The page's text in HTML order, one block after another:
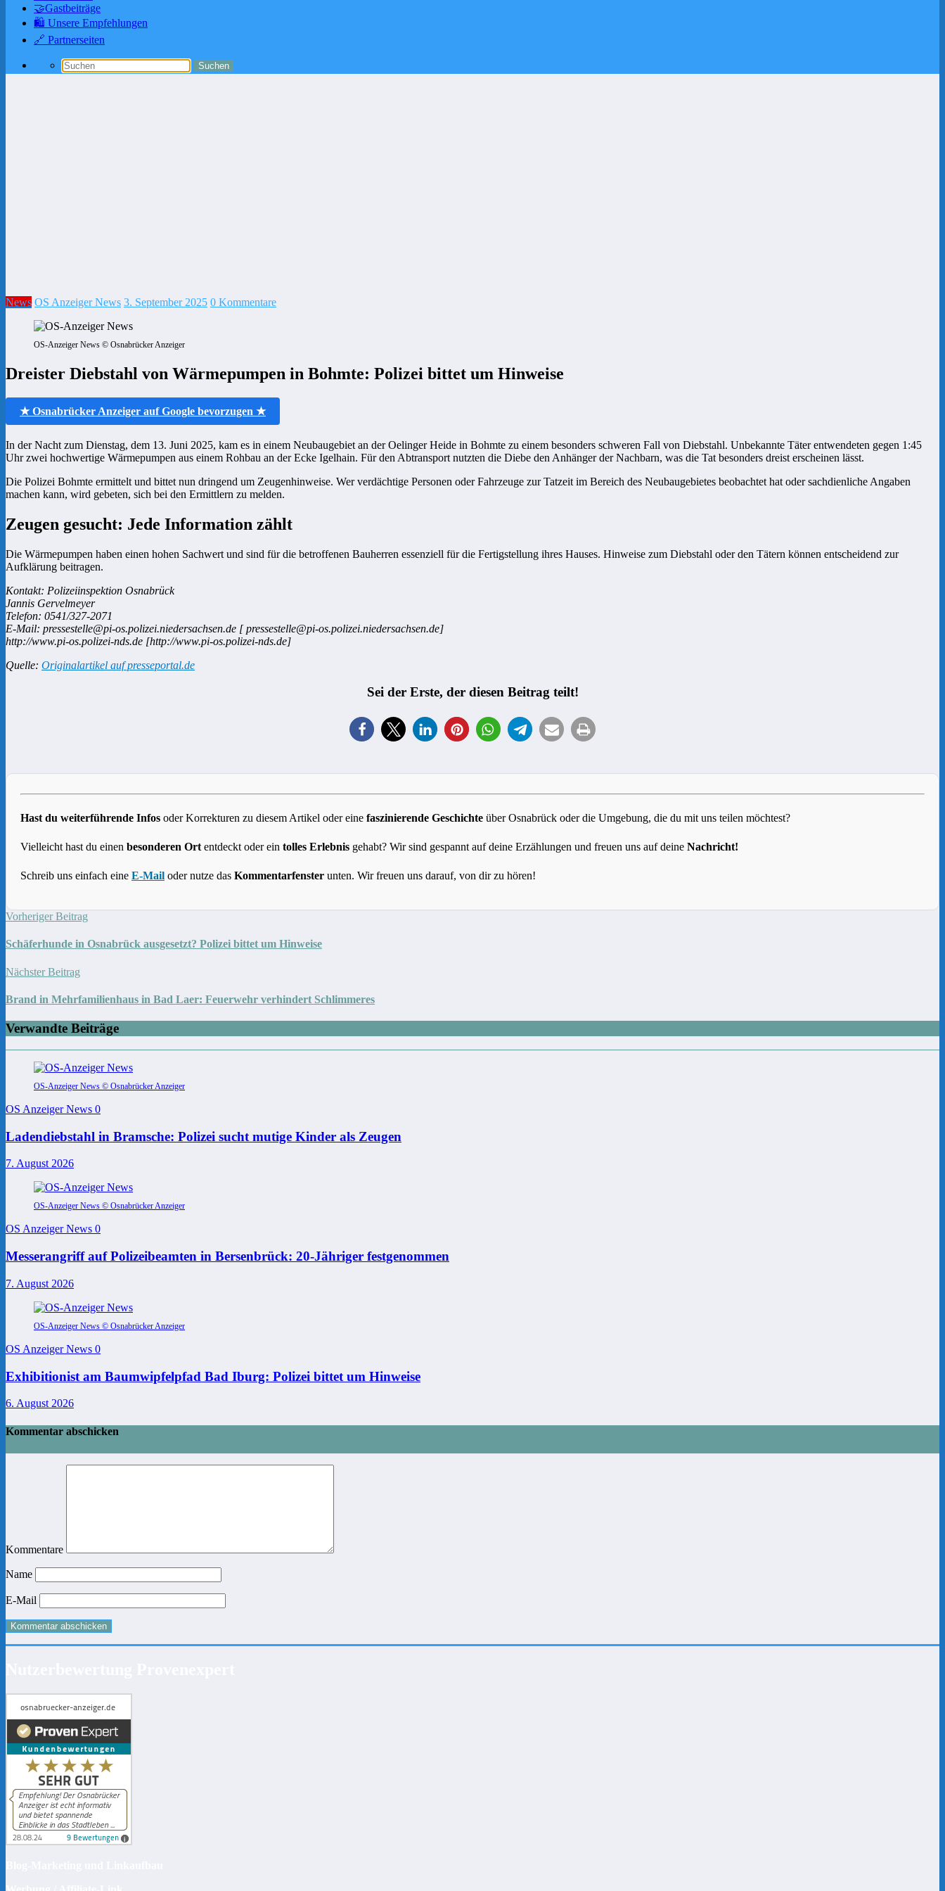
🤝Gastbeiträge
🛍️ Unsere Empfehlungen
🔗 Partnerseiten
News OS Anzeiger News 3. September 2025 0 Kommentare
OS-Anzeiger News © Osnabrücker Anzeiger
Dreister Diebstahl von Wärmepumpen in Bohmte: Polizei bittet um Hinweise
★ Osnabrücker Anzeiger auf Google bevorzugen ★
In der Nacht zum Dienstag, dem 13. Juni 2025, kam es in einem Neubaugebiet an der Oelinger Heide in Bohmte zu einem besonders schweren Fall von Diebstahl. Unbekannte Täter entwendeten gegen 1:45
Uhr zwei hochwertige Wärmepumpen aus einem Rohbau an der Ecke Igelhain. Für den Abtransport nutzten die Diebe den Anhänger der Nachbarn, was die Tat besonders dreist erscheinen lässt.
Die Polizei Bohmte ermittelt und bittet nun dringend um Zeugenhinweise. Wer verdächtige Personen oder Fahrzeuge zur Tatzeit im Bereich des Neubaugebietes beobachtet hat oder sachdienliche Angaben
machen kann, wird gebeten, sich bei den Ermittlern zu melden.
Zeugen gesucht: Jede Information zählt
Die Wärmepumpen haben einen hohen Sachwert und sind für die betroffenen Bauherren essenziell für die Fertigstellung ihres Hauses. Hinweise zum Diebstahl oder den Tätern können entscheidend zur
Aufklärung beitragen.
Kontakt: Polizeiinspektion Osnabrück
Jannis Gervelmeyer
Telefon: 0541/327-2071
E-Mail: pressestelle@pi-os.polizei.niedersachsen.de [ pressestelle@pi-os.polizei.niedersachsen.de]
http://www.pi-os.polizei-nds.de [http://www.pi-os.polizei-nds.de]
Quelle: Originalartikel auf presseportal.de
Sei der Erste, der diesen Beitrag teilt!
Hast du weiterführende Infos oder Korrekturen zu diesem Artikel oder eine faszinierende Geschichte über Osnabrück oder die Umgebung, die du mit uns teilen möchtest?
Vielleicht hast du einen besonderen Ort entdeckt oder ein tolles Erlebnis gehabt? Wir sind gespannt auf deine Erzählungen und freuen uns auf deine Nachricht!
Schreib uns einfach eine E-Mail oder nutze das Kommentarfenster unten. Wir freuen uns darauf, von dir zu hören!
Vorheriger Beitrag
Schäferhunde in Osnabrück ausgesetzt? Polizei bittet um Hinweise
Nächster Beitrag
Brand in Mehrfamilienhaus in Bad Laer: Feuerwehr verhindert Schlimmeres
Verwandte Beiträge
OS-Anzeiger News © Osnabrücker Anzeiger
OS Anzeiger News 0
Ladendiebstahl in Bramsche: Polizei sucht mutige Kinder als Zeugen
7. August 2026
OS-Anzeiger News © Osnabrücker Anzeiger
OS Anzeiger News 0
Messerangriff auf Polizeibeamten in Bersenbrück: 20-Jähriger festgenommen
7. August 2026
OS-Anzeiger News © Osnabrücker Anzeiger
OS Anzeiger News 0
Exhibitionist am Baumwipfelpfad Bad Iburg: Polizei bittet um Hinweise
6. August 2026
Kommentar abschicken
Kommentare
Name
E-Mail